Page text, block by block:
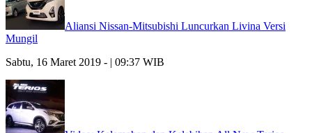
Aliansi Nissan-Mitsubishi Luncurkan Livina Versi
Mungil
Sabtu, 16 Maret 2019 - | 09:37 WIB